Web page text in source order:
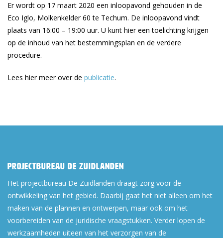
Er wordt op 17 maart 2020 een inloopavond gehouden in de
Eco Iglo, Molkenkelder 60 te Techum. De inloopavond vindt
plaats van 16:00 – 19:00 uur. U kunt hier een toelichting krijgen
op de inhoud van het bestemmingsplan en de verdere
procedure.
Lees hier meer over de publicatie.
Projectbureau De Zuidlanden
Het projectbureau De Zuidlanden draagt zorg voor de
ontwikkeling van het gebied. Daarbij gaat het niet alleen om het
maken van de plannen en ontwerpen, maar ook om het
voorbereiden van de juridische vraagstukken. Verder lopen de
werkzaamheden uiteen van het verzorgen van de